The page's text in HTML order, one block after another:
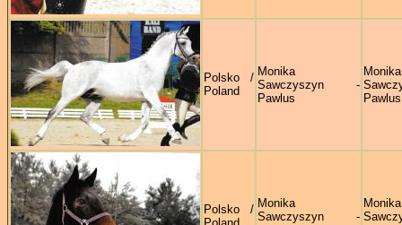
Polsko /
Poland
Monika
Sawczyszyn -
Pawlus
Monika
Pawlus
Polsko / Monika
Sawczyszyn -
Monika